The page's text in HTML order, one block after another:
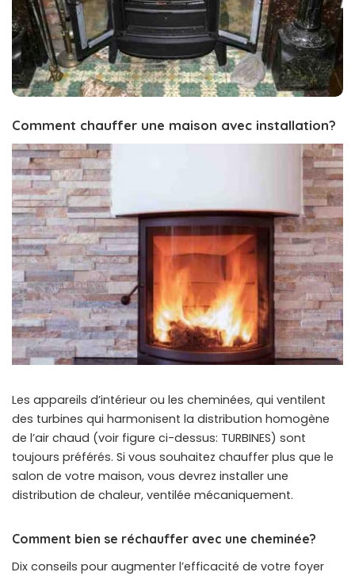
Comment chauffer une maison avec installation?
Les appareils d’intérieur ou les cheminées, qui ventilent
des turbines qui harmonisent la distribution homogène
de l’air chaud (voir figure ci-dessus: TURBINES) sont
toujours préférés. Si vous souhaitez chauffer plus que le
salon de votre maison, vous devrez installer une
distribution de chaleur, ventilée mécaniquement.
Comment bien se réchauffer avec une cheminée?
Dix conseils pour augmenter l’efficacité de votre foyer